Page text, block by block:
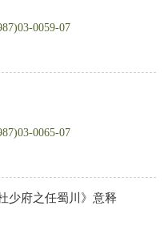
0059-07
0065-07
府之任蜀川》意释